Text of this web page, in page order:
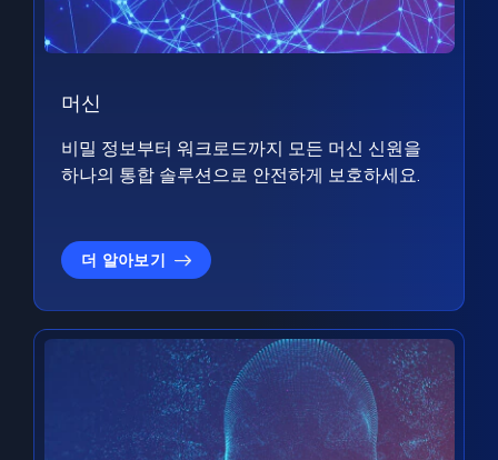
머신
비밀 정보부터 워크로드까지 모든 머신 신원을
하나의 통합 솔루션으로 안전하게 보호하세요.
더 알아보기